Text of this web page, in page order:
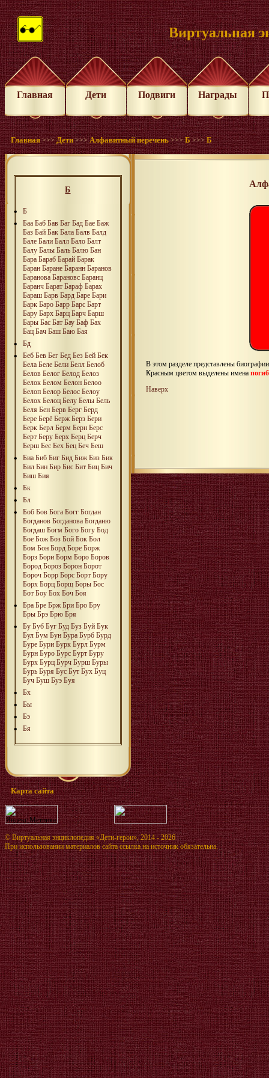
Виртуальная
Главная Дети Подвиги Награды
Главная >>>Дети >>>Алфавитный перечень >>>Б >>>Б
Б
Б
Баа Баб Бав Баг Бад Бае Баж
Баз Бай Бак Бала Балв Балд
Бале Бали Балл Бало Балт
Балу Балы Баль Балю Бан
Бара Бараб Барай Барак
Баран Баране Баранн Баранов
Баранова Барановс Баранц
Баранч Барат Бараф Барах
Бараш Барв Бард Баре Бари
Барк Баро Барр Барс Барт
Бару Барх Барц Барч Барш
Бары Бас Бат Бау Баф Бах
Бац Бач Баш Баю Бая
Бд
Беб Бев Бег Бед Без Бей Бек
Бела Беле Бели Белл Белоб
Белов Белог Белод Белоз
Белок Белом Белон Белоо
Белоп Белор Белос Белоу
Белох Белоц Белу Белы Бель
Беля Бен Берв Берг Берд
Бере Берё Берж Берз Бери
Берк Берл Берм Берн Берс
Берт Беру Берх Берц Берч
Берш Бес Бех Бец Беч Беш
Биа Биб Биг Бид Биж Биз Бик
Бил Бин Бир Бис Бит Биц Бич
Биш Бия
Бк
Бл
Боб Бов Бога Богг Богдан
Богданов Богданова Богданю
Богдаш Богм Бого Богу Бод
Бое Бож Боз Бой Бок Бол
Бом Бон Борд Боре Борж
Борз Бори Борм Боро Боров
Бород Бороз Борон Борот
Бороч Борр Борс Борт Бору
Борх Борц Борщ Боры Бос
Бот Боу Бох Боч Боя
Бра Бре Брж Бри Бро Бру
Бры Брэ Брю Бря
Бу Буб Буг Буд Буз Буй Бук
Бул Бум Бун Бура Бурб Бурд
Буре Бури Бурк Бурл Бурм
Бурн Буро Бурс Бурт Буру
Бурх Бурц Бурч Бурш Буры
Бурь Буря Бус Бут Бух Буц
Буч Буш Буэ Буя
Бх
Бы
Бэ
Бя
В этом разделе представлены
Красным цветом выделены имена
Наверх
Карта сайта
©Виртуальная энциклопедия «Дети-герои», 2014 - 2026
При использовании материалов сайта ссылка на источник обязательна.